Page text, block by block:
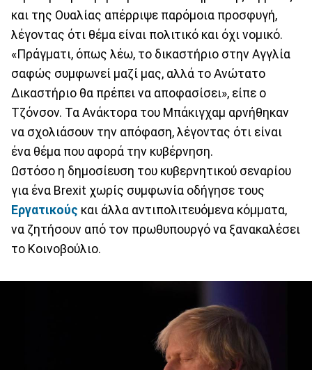
και της Ουαλίας απέρριψε παρόμοια προσφυγή,
λέγοντας ότι θέμα είναι πολιτικό και όχι νομικό.
«Πράγματι, όπως λέω, το δικαστήριο στην Αγγλία
σαφώς συμφωνεί μαζί μας, αλλά το Ανώτατο
Δικαστήριο θα πρέπει να αποφασίσει», είπε ο
Τζόνσον. Τα Ανάκτορα του Μπάκιγχαμ αρνήθηκαν
να σχολιάσουν την απόφαση, λέγοντας ότι είναι
ένα θέμα που αφορά την κυβέρνηση.
Ωστόσο η δημοσίευση του κυβερνητικού σεναρίου
για ένα Brexit χωρίς συμφωνία οδήγησε τους
Εργατικούς και άλλα αντιπολιτευόμενα κόμματα,
να ζητήσουν από τον πρωθυπουργό να ξανακαλέσει
το Κοινοβούλιο.